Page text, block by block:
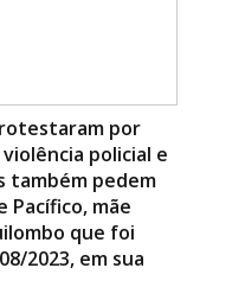
por
policial e
também pedem
Pacífico, mãe
que foi
2023, em sua